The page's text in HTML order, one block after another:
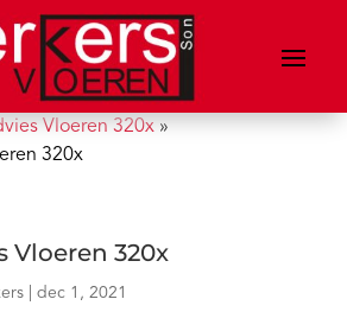
Vloeren 320x»
320x
Vloeren 320x
| dec 1, 2021